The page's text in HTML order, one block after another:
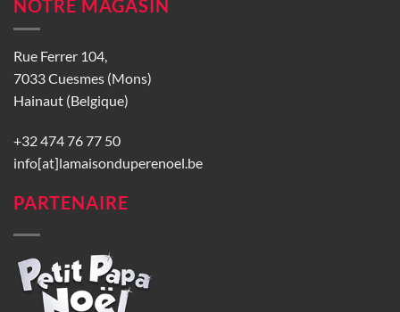
NOTRE MAGASIN
Rue Ferrer 104,
7033 Cuesmes (Mons)
Hainaut (Belgique)
+32 474 76 77 50
info[at]lamaisonduperenoel.be
PARTENAIRE